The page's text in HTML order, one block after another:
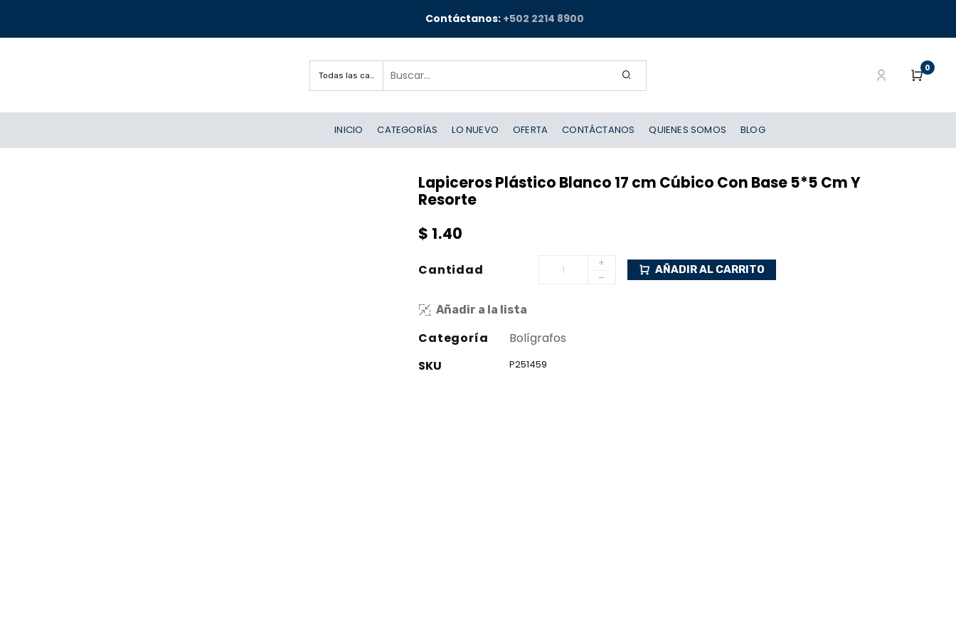
Contáctanos: +502 2214 8900
Todas las categorías
0
INICIO CATEGORÍAS LO NUEVO OFERTA CONTÁCTANOS QUIENES SOMOS BLOG
Lapiceros Plástico Blanco 17 cm Cúbico Con Base 5*5 Cm Y
Resorte
$ 1.40
Cantidad AÑADIR AL CARRITO
Añadir a la lista
Categoría
Bolígrafos
SKU
P251459